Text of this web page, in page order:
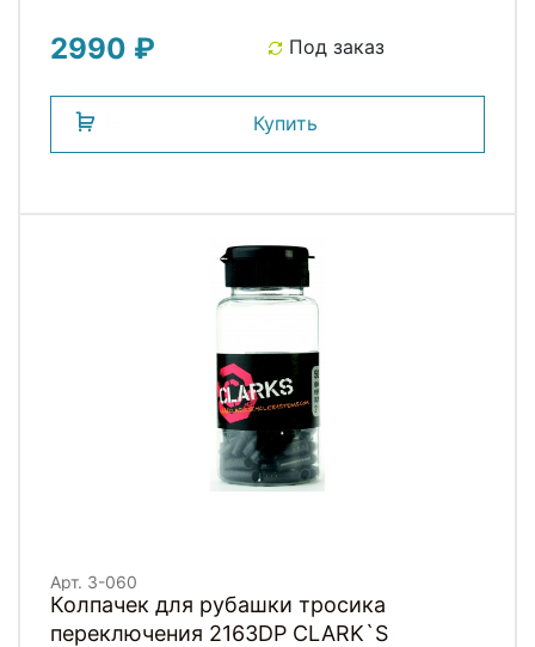
2990 ₽ Под заказ
Купить
Арт. 3-060
Колпачек для рубашки тросика
переключения 2163DP СLARK`S